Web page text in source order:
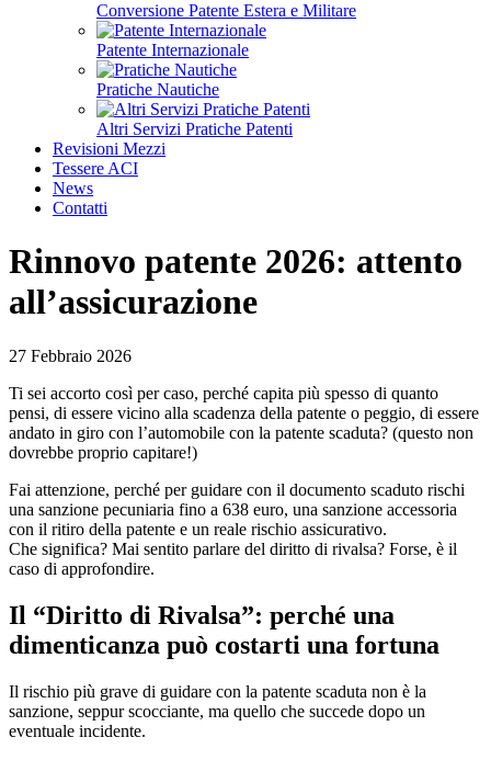
Conversione Patente Estera e Militare
Patente Internazionale
Pratiche Nautiche
Altri Servizi Pratiche Patenti
Revisioni Mezzi
Tessere ACI
News
Contatti
Rinnovo patente 2026: attento
all’assicurazione
27 Febbraio 2026
Ti sei accorto così per caso, perché capita più spesso di quanto
pensi, di essere vicino alla scadenza della patente o peggio, di essere
andato in giro con l’automobile con la patente scaduta? (questo non
dovrebbe proprio capitare!)
Fai attenzione, perché per guidare con il documento scaduto rischi
una sanzione pecuniaria fino a 638 euro, una sanzione accessoria
con il ritiro della patente e un reale rischio assicurativo.
Che significa? Mai sentito parlare del diritto di rivalsa? Forse, è il
caso di approfondire.
Il “Diritto di Rivalsa”: perché una
dimenticanza può costarti una fortuna
Il rischio più grave di guidare con la patente scaduta non è la
sanzione, seppur scocciante, ma quello che succede dopo un
eventuale incidente.